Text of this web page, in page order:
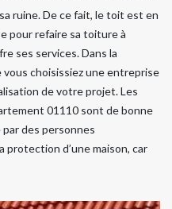
ruine. De ce fait, le toit est en
pour refaire sa toiture à
ses services. Dans la
choisissiez une entreprise
de votre projet. Les
01110 sont de bonne
des personnes
protection d’une maison, car